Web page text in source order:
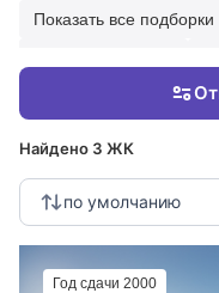
Показать все подборки
Найдено 3 ЖК
по умолчанию
Год сдачи 2000